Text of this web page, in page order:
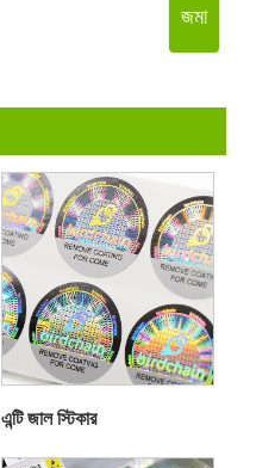
জমা
এন্টি জাল স্টিকার